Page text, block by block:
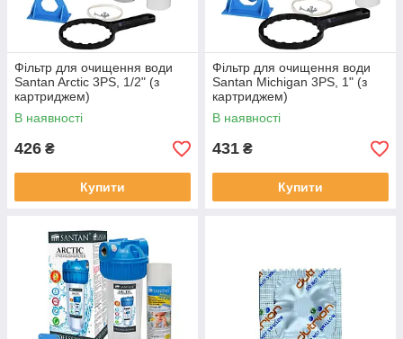
Фільтр для очищення води
Santan Arctic 3PS, 1/2" (з
картриджем)
В наявності
426 ₴
Купити
Фільтр для очищення води
Santan Michigan 3PS, 1" (з
картриджем)
В наявності
431 ₴
Купити